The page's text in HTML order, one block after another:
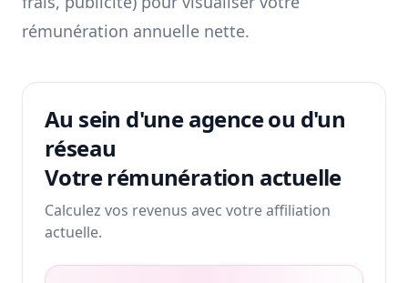
rémunération annuelle nette.
Au sein d'une agence ou d'un
réseau
Votre rémunération actuelle
Calculez vos revenus avec votre affiliation
actuelle.